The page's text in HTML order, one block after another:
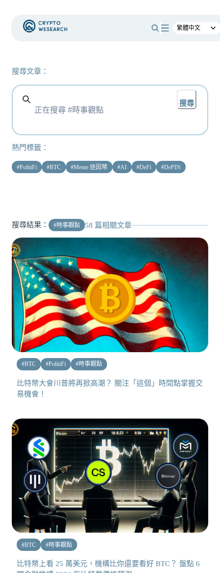
搜尋文章：
搜尋
熱門標籤：
#PolitiFi #BTC #Meme 迷因幣 #AI #DeFi #DePIN
搜尋結果： #時事觀點 58 篇相關文章
#BTC #PolitiFi #時事觀點
比特幣大會川普將再掀高潮？ 關注「這個」時間點掌握交
易機會！
#BTC #時事觀點
比特幣上看 25 萬美元，機構比你還要看好 BTC？ 盤點 6